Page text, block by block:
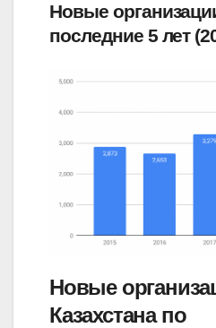
Новые
последние 5 лет
Новые
Казахстана по